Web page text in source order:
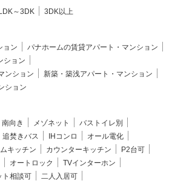
～3DK 3DK以上
ョン
パナホームの賃貸アパート・マンション
ション
ンション
新築・築浅アパート・マンション
ション
南向き メゾネット
バストイレ別
追焚きバス IHコンロ
オール電化
キッチン カウンターキッチン
P2台可
オートロック
TVインターホン
ト相談可
二人入居可